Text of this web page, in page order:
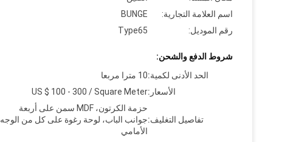
اسم العلامة التجارية:
BUNGE
رقم الموديل:
Type65
شروط الدفع والشحن:
الحد الأدنى لكمية:10 مترا مربعا
الأسعار:US $ 100 - 300 / Square Meter
تفاصيل التغليف:
حزمة الكرتون، MDF سمن على أربعة
جوانب الباب، لوحة رغوة على كل من الوجه
الأمامي